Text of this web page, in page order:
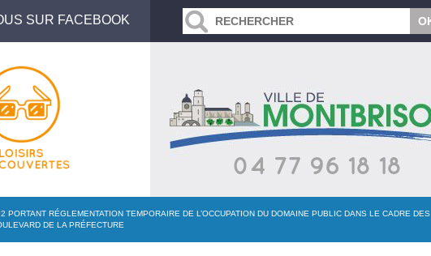
SUR FACEBOOK
RÉGLEMENTATION TEMPORAIRE DE L’OCCUPATION DU DOMAINE PUBLIC DANS LE CADRE DES
DE LA PRÉFECTURE